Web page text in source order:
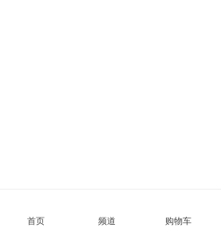
首页 频道 购物车